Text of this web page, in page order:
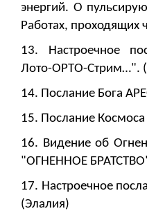
энергий. О
Работах, проходящих
13. Настроечное
Лото-ОРТО-Стрим…".
14. Послание Бога
15. Послание
16. Видение об
"ОГНЕННОЕ
17. Настроечное
(Элалия)